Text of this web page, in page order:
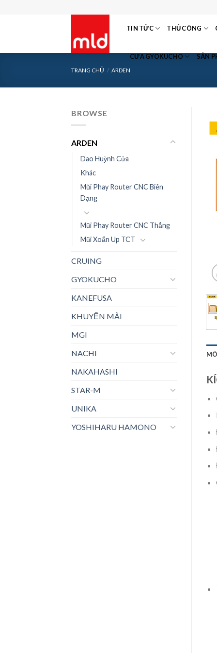
TIN TỨC THỦ CÔNG
CƯA GYOKUCHO SẢN
TRANG CHỦ / ARDEN
BROWSE
ARDEN
Dao Huỳnh Cửa
Khác
Mũi Phay Router CNC Biên
Dạng
Mũi Phay Router CNC Thẳng
Mũi Xoắn Up TCT
CRUING
GYOKUCHO
KANEFUSA
KHUYẾN MÃI
MGI
NACHI
NAKAHASHI
STAR-M
UNIKA
YOSHIHARU HAMONO